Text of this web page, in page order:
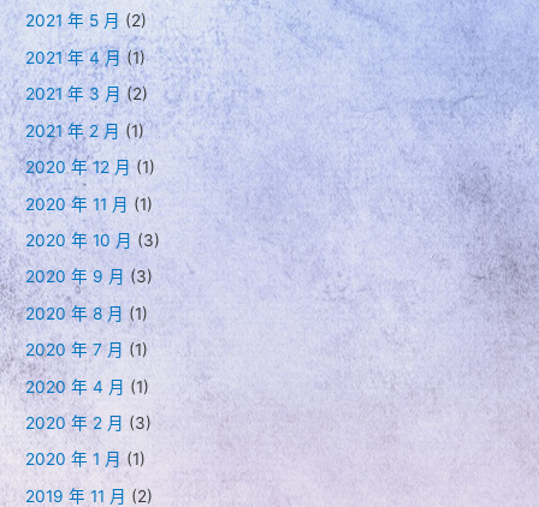
2021 年 5 月 (2)
2021 年 4 月(1)
2021 年 3 月 (2)
2021 年 2 月(1)
2020 年 12 月 (1)
2020 年 11 月 (1)
2020 年 10 月 (3)
2020 年 9 月 (3)
2020 年 8 月 (1)
2020 年 7 月 (1)
2020 年 4 月 (1)
2020 年 2 月 (3)
2020 年 1 月 (1)
2019 年 11 月 (2)